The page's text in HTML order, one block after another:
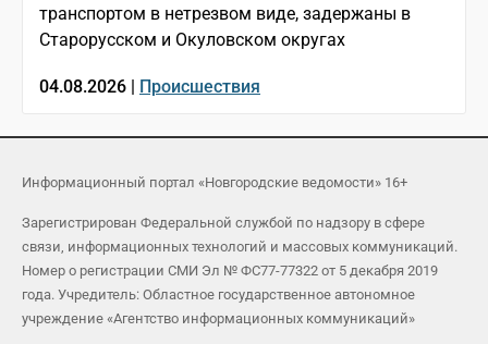
транспортом в нетрезвом виде, задержаны в
Старорусском и Окуловском округах
04.08.2026 | Происшествия
Информационный портал «Новгородские ведомости» 16+
Зарегистрирован Федеральной службой по надзору в сфере
связи, информационных технологий и массовых коммуникаций.
Номер о регистрации СМИ Эл № ФС77-77322 от 5 декабря 2019
года. Учредитель: Областное государственное автономное
учреждение «Агентство информационных коммуникаций»